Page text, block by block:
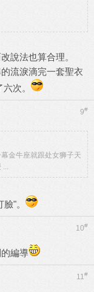
說法也算合理。
流淚滴完一套聖衣
次。
9#
金牛座就跟处女狮子天
"。
10#
編導
11 #